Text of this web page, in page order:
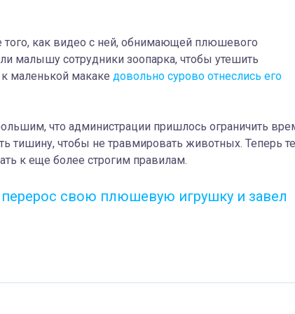
того, как видео с ней, обнимающей плюшевого
малышу сотрудники зоопарка, чтобы утешить
маленькой макаке довольно сурово отнеслись его
что администрации пришлось ограничить
тишину, чтобы не травмировать животных. Теперь
к еще более строгим правилам.
свою плюшевую игрушку и завел